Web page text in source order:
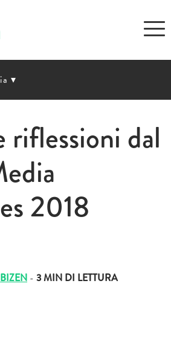
▾
riflessioni dal
2018
BIZEN - 3 MIN DI LETTURA